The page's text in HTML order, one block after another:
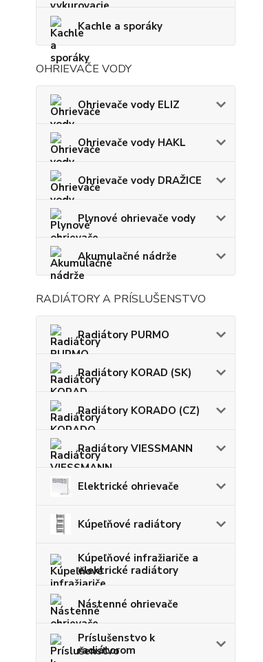
Kachle a sporáky
OHRIEVAČE VODY
Ohrievače vody ELIZ
Ohrievače vody HAKL
Ohrievače vody DRAŽICE
Plynové ohrievače vody
Akumulačné nádrže
RADIÁTORY A PRÍSLUŠENSTVO
Radiátory PURMO
Radiátory KORAD (SK)
Radiátory KORADO (CZ)
Radiátory VIESSMANN
Elektrické ohrievače
Kúpeľňové radiátory
Kúpeľňové infražiariče a
elektrické radiátory
Nástenné ohrievače
Príslušenstvo k
radiátorom